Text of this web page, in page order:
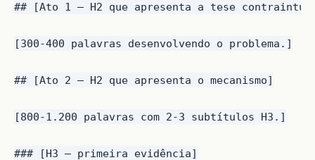
## [Ato 1 — H2 que apresenta a tese
[300-400 palavras desenvolvendo o problema.]
## [Ato 2 — H2 que apresenta o mecanismo]
[800-1.200 palavras com 2-3 subtítulos H3.]
### [H3 — primeira evidência]